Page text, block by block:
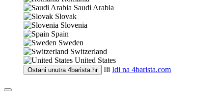
Saudi Arabia
Slovak
Slovenia
Spain
Sweden
Switzerland
United States
Ostani unutra 4barista.hr Ili Idi na 4barista.com